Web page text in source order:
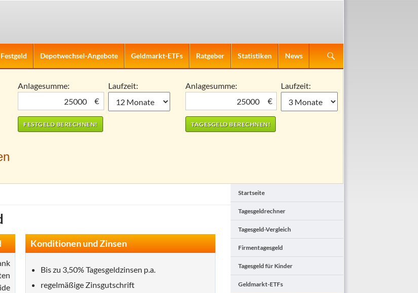
Festgeld Depotwechsel-Angebote Geldmarkt-ETFs Ratgeber Statistiken News
Anlagesumme:
€
Laufzeit:
Anlagesumme:
€
Laufzeit:
Konditionen und Zinsen
Bis zu 3,50% Tagesgeldzinsen p.a.
regelmäßige Zinsgutschrift
Startseite
Tagesgeldrechner
Tagesgeld-Vergleich
Firmentagesgeld
Tagesgeld für Kinder
Geldmarkt-ETFs